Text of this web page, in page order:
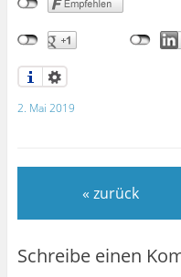
2. Mai 2019
« zurück
Schreibe einen